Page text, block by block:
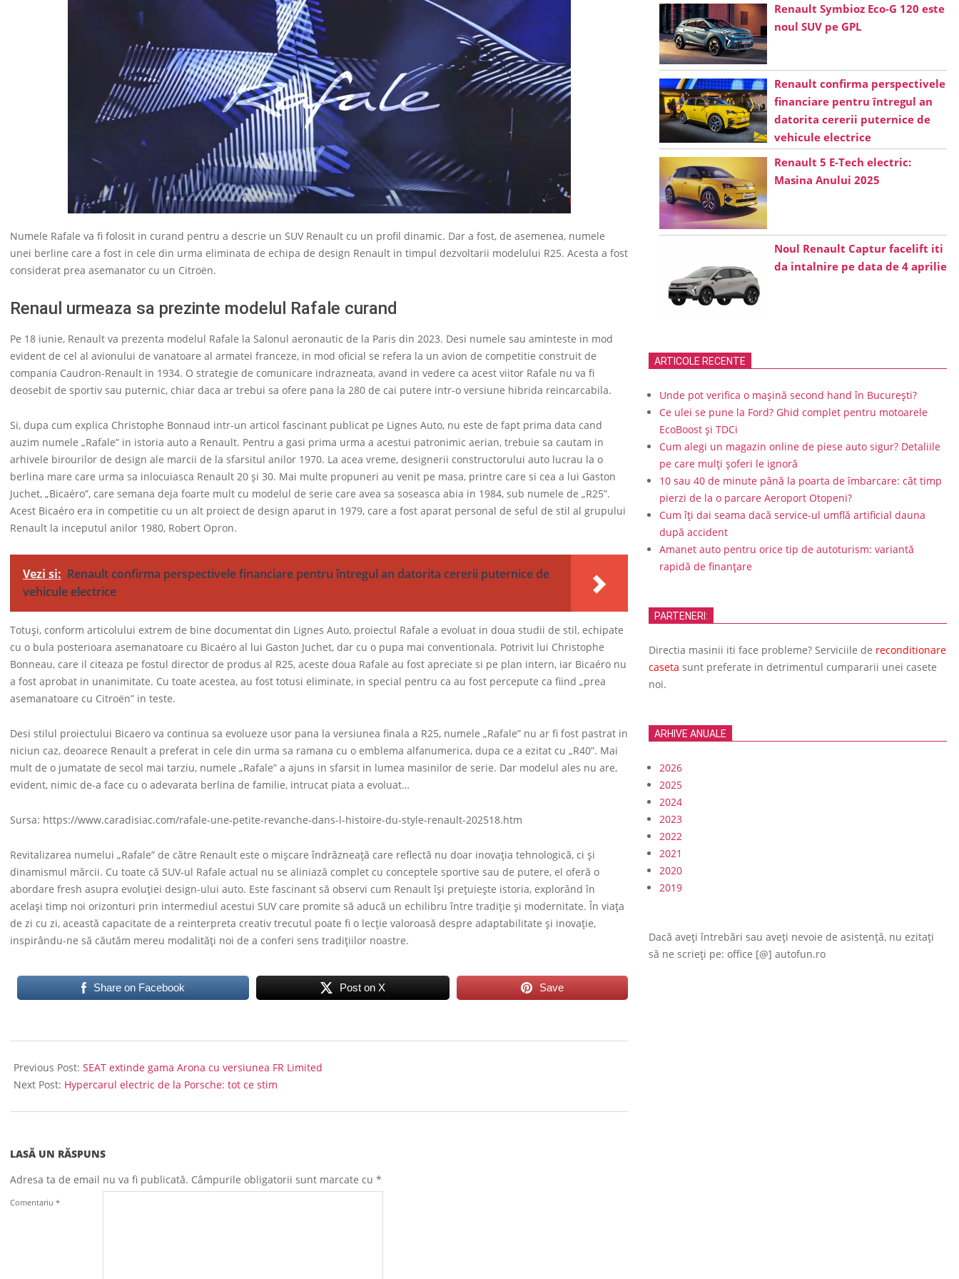
Numele Rafale va fi folosit in curand pentru a descrie un SUV Renault cu un profil dinamic. Dar a fost, de asemenea, numele
unei berline care a fost in cele din urma eliminata de echipa de design Renault in timpul dezvoltarii modelului R25. Acesta a fost
considerat prea asemanator cu un Citroën.
Renaul urmeaza sa prezinte modelul Rafale curand
Pe 18 iunie, Renault va prezenta modelul Rafale la Salonul aeronautic de la Paris din 2023. Desi numele sau aminteste in mod
evident de cel al avionului de vanatoare al armatei franceze, in mod oficial se refera la un avion de competitie construit de
compania Caudron-Renault in 1934. O strategie de comunicare indrazneata, avand in vedere ca acest viitor Rafale nu va fi
deosebit de sportiv sau puternic, chiar daca ar trebui sa ofere pana la 280 de cai putere intr-o versiune hibrida reincarcabila.
Si, dupa cum explica Christophe Bonnaud intr-un articol fascinant publicat pe Lignes Auto, nu este de fapt prima data cand
auzim numele „Rafale” in istoria auto a Renault. Pentru a gasi prima urma a acestui patronimic aerian, trebuie sa cautam in
arhivele birourilor de design ale marcii de la sfarsitul anilor 1970. La acea vreme, designerii constructorului auto lucrau la o
berlina mare care urma sa inlocuiasca Renault 20 și 30. Mai multe propuneri au venit pe masa, printre care si cea a lui Gaston
Juchet, „Bicaéro”, care semana deja foarte mult cu modelul de serie care avea sa soseasca abia in 1984, sub numele de „R25”.
Acest Bicaéro era in competitie cu un alt proiect de design aparut in 1979, care a fost aparat personal de seful de stil al grupului
Renault la inceputul anilor 1980, Robert Opron.
Vezi si: Renault confirma perspectivele financiare pentru întregul an datorita cererii puternice de
vehicule electrice
Totuși, conform articolului extrem de bine documentat din Lignes Auto, proiectul Rafale a evoluat in doua studii de stil, echipate
cu o bula posterioara asemanatoare cu Bicaéro al lui Gaston Juchet, dar cu o pupa mai conventionala. Potrivit lui Christophe
Bonneau, care il citeaza pe fostul director de produs al R25, aceste doua Rafale au fost apreciate si pe plan intern, iar Bicaéro nu
a fost aprobat in unanimitate. Cu toate acestea, au fost totusi eliminate, in special pentru ca au fost percepute ca fiind „prea
asemanatoare cu Citroën” in teste.
Desi stilul proiectului Bicaero va continua sa evolueze usor pana la versiunea finala a R25, numele „Rafale” nu ar fi fost pastrat in
niciun caz, deoarece Renault a preferat in cele din urma sa ramana cu o emblema alfanumerica, dupa ce a ezitat cu „R40”. Mai
mult de o jumatate de secol mai tarziu, numele „Rafale” a ajuns in sfarsit in lumea masinilor de serie. Dar modelul ales nu are,
evident, nimic de-a face cu o adevarata berlina de familie, intrucat piata a evoluat…
Sursa: https://www.caradisiac.com/rafale-une-petite-revanche-dans-l-histoire-du-style-renault-202518.htm
Revitalizarea numelui „Rafale” de către Renault este o mișcare îndrăzneață care reflectă nu doar inovația tehnologică, ci și
dinamismul mărcii. Cu toate că SUV-ul Rafale actual nu se aliniază complet cu conceptele sportive sau de putere, el oferă o
abordare fresh asupra evoluției design-ului auto. Este fascinant să observi cum Renault își prețuiește istoria, explorând în
același timp noi orizonturi prin intermediul acestui SUV care promite să aducă un echilibru între tradiție și modernitate. În viața
de zi cu zi, această capacitate de a reinterpreta creativ trecutul poate fi o lecție valoroasă despre adaptabilitate și inovație,
inspirându-ne să căutăm mereu modalități noi de a conferi sens tradițiilor noastre.
Share on Facebook Post on X Save
02-
27
Previous Post: SEAT extinde gama Arona cu versiunea FR Limited
Next Post: Hypercarul electric de la Porsche: tot ce stim
LASĂ UN RĂSPUNS
Adresa ta de email nu va fi publicată. Câmpurile obligatorii sunt marcate cu *
Comentariu *
Renault Symbioz Eco-G 120 este
noul SUV pe GPL
Renault confirma perspectivele
financiare pentru întregul an
datorita cererii puternice de
vehicule electrice
Renault 5 E-Tech electric:
Masina Anului 2025
Noul Renault Captur facelift iti
da intalnire pe data de 4 aprilie
ARTICOLE RECENTE
Unde pot verifica o mașină second hand în București?
Ce ulei se pune la Ford? Ghid complet pentru motoarele
EcoBoost și TDCi
Cum alegi un magazin online de piese auto sigur? Detaliile
pe care mulți șoferi le ignoră
10 sau 40 de minute până la poarta de îmbarcare: cât timp
pierzi de la o parcare Aeroport Otopeni?
Cum îți dai seama dacă service-ul umflă artificial dauna
după accident
Amanet auto pentru orice tip de autoturism: variantă
rapidă de finanțare
PARTENERI:
Directia masinii iti face probleme? Serviciile de reconditionare
caseta sunt preferate in detrimentul cumpararii unei casete
noi.
ARHIVE ANUALE
2026
2025
2024
2023
2022
2021
2020
2019
Dacă aveți întrebări sau aveți nevoie de asistență, nu ezitați
să ne scrieți pe: office [@] autofun.ro